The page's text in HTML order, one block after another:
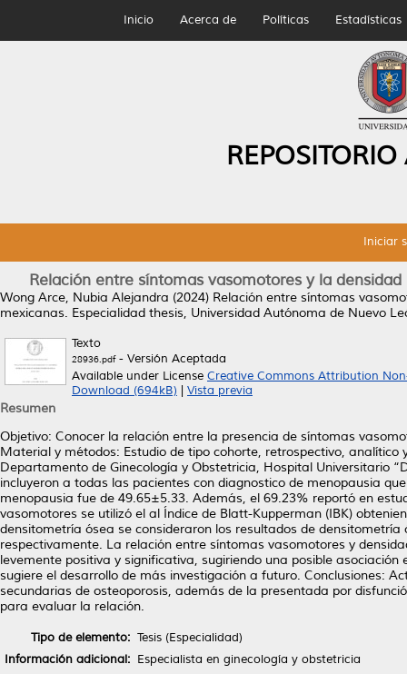
Inicio Acerca de Políticas Estadísticas
Iniciar
Relación entre síntomas vasomotores y la
Wong Arce, Nubia Alejandra (2024) Relación entre síntomas
mexicanas. Especialidad thesis, Universidad Autónoma de Nuevo
Texto
28936.pdf- Versión Aceptada
Available under License Creative Commons Attribution
Download (694kB)
Vista previa
Resumen
Objetivo: Conocer la relación entre la presencia de síntomas
Material y métodos: Estudio de tipo cohorte, retrospectivo,
Departamento de Ginecología y Obstetricia, Hospital Universitario
incluyeron a todas las pacientes con diagnostico de menopausia
menopausia fue de 49.65±5.33. Además, el 69.23% reportó en
vasomotores se utilizó el al Índice de Blatt-Kupperman (IBK)
densitometría ósea se consideraron los resultados de
respectivamente. La relación entre síntomas vasomotores y
levemente positiva y significativa, sugiriendo una posible
sugiere el desarrollo de más investigación a futuro. Conclusiones:
secundarias de osteoporosis, además de la presentada por
para evaluar la relación.
Tipo de elemento: Tesis (Especialidad)
Información adicional: Especialista en ginecología y obstetricia